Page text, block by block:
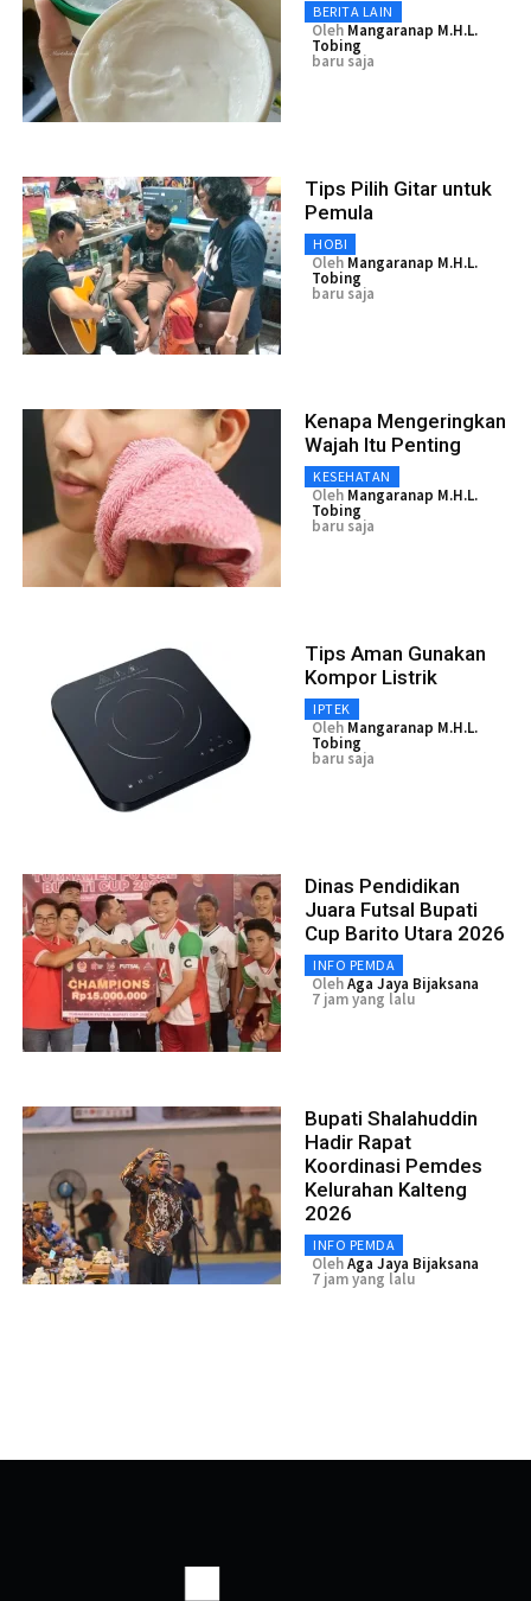
BERITA LAIN
Oleh Mangaranap M.H.L.
Tobing
baru saja
Tips Pilih Gitar untuk
Pemula
HOBI
Oleh Mangaranap M.H.L.
Tobing
baru saja
Kenapa Mengeringkan
Wajah Itu Penting
KESEHATAN
Oleh Mangaranap M.H.L.
Tobing
baru saja
Tips Aman Gunakan
Kompor Listrik
IPTEK
Oleh Mangaranap M.H.L.
Tobing
baru saja
Dinas Pendidikan
Juara Futsal Bupati
Cup Barito Utara 2026
INFO PEMDA
OlehAga Jaya Bijaksana
7 jam yang lalu
Bupati Shalahuddin
Hadir Rapat
Koordinasi Pemdes
Kelurahan Kalteng
2026
INFO PEMDA
OlehAga Jaya Bijaksana
7 jam yang lalu